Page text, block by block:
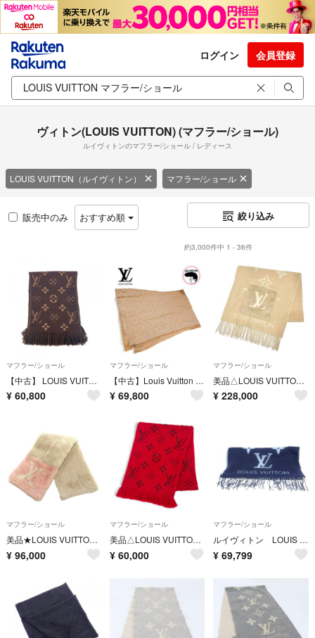
ログイン 会員登録
ヴィトン(LOUIS VUITTON) (マフラー/ショール)
ルイヴィトンのマフラー/ショール / レディース
LOUIS VUITTON（ルイヴィトン） マフラー/ショール
販売中のみ おすすめ順 絞り込み
約3,000件中 1 - 36件
マフラー/ショール
【中古】 LOUIS VUITTON ルイ・ヴィトン M71383 マロン エシャルプ･ロゴマニア シャイン マフラー ストール モノグラム ブラウン 26012134 SA
¥ 60,800
マフラー/ショール
【中古】Louis Vuitton ルイヴィトン ショール モノグラム
¥ 69,800
マフラー/ショール
美品△LOUIS VUITTON ルイヴィトン M74354 エシャルプ コールド レイキャビック カシミヤ ミンクファー LVイニシャル マフラー 正規品
¥ 228,000
マフラー/ショール
美品★LOUIS VUITTON ルイヴィトン M70873 エシャルプ LV インザシティ 裏地シルク100％ ビーバーファー LVロゴ マフラー 正規品
¥ 96,000
マフラー/ショール
美品△LOUIS VUITTON ルイヴィトン 2022年製 M72432 エシャルプ ロゴマニア ウール シルク ルビー モノグラム フリンジ マフラー 正規品
¥ 60,000
マフラー/ショール
ルイヴィトン LOUIS VUITTON マフラー エシャルプ・レイキャビック M77374 メンズ レディース ネイビー×ライトブルー カシミヤ100％
¥ 69,799